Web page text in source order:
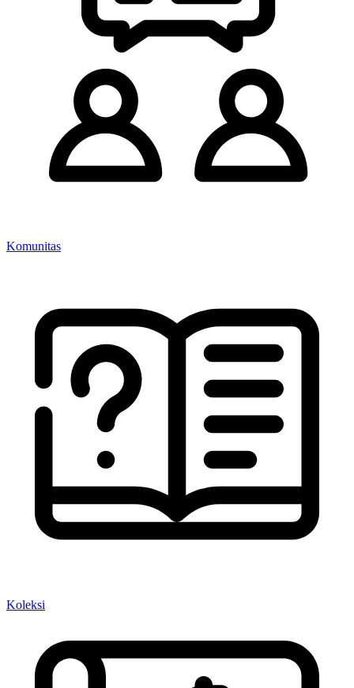
Komunitas
Koleksi